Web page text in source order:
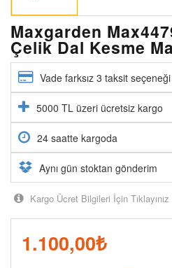
Maxgarden
Çelik Dal Kesme
Vade farksız 3 taksit seçeneği
5000 TL üzeri ücretsiz kargo
24 saatte kargoda
Aynı gün stoktan gönderim
Kargo Ücret Bilgileri İçin Tıklayınız
1.100,00₺